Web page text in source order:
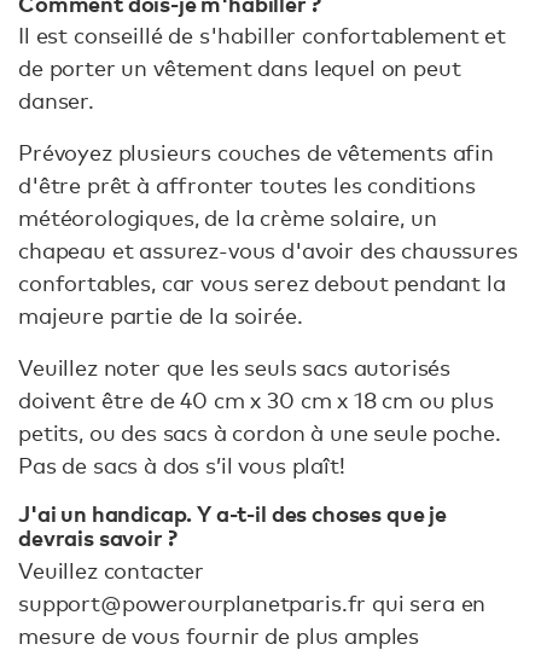
Il est conseillé de s'habiller confortablement et
de porter un vêtement dans lequel on peut
danser.
Prévoyez plusieurs couches de vêtements afin
d'être prêt à affronter toutes les conditions
météorologiques, de la crème solaire, un
chapeau et assurez-vous d'avoir des chaussures
confortables, car vous serez debout pendant la
majeure partie de la soirée.
Veuillez noter que les seuls sacs autorisés
doivent être de 40 cm x 30 cm x 18 cm ou plus
petits, ou des sacs à cordon à une seule poche.
Pas de sacs à dos s’il vous plaît!
J'ai un handicap. Y a-t-il des choses que je
devrais savoir ?
Veuillez contacter
support@powerourplanetparis.fr qui sera en
mesure de vous fournir de plus amples